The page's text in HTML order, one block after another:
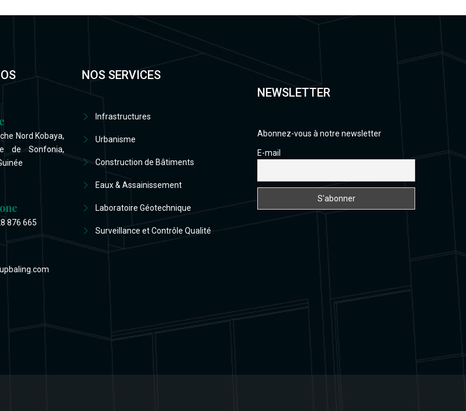
Nord Kobaya,
de Sonfonia,
876 665
NOS SERVICES
Infrastructures
Urbanisme
Construction de Bâtiments
Eaux & Assainissement
Laboratoire Géotechnique
Surveillance et Contrôle Qualité
NEWSLETTER
Abonnez-vous à notre newsletter
E-mail